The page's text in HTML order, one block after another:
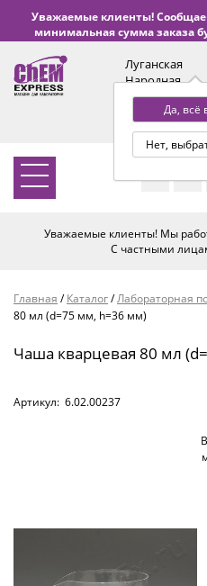
Уважаемые клиенты!
минимальная сумма заказа
Луганская
Народная
Республика
Да, всё
Нет,
с 9:00 до 18:00 по
(+2 МСК)
Уважаемые клиенты! Мы
С частными
Главная /Каталог/Лабораторная
80 мл (d=75 мм, h=36 мм)
Чаша кварцевая 80 мл
Артикул: 6.02.00237